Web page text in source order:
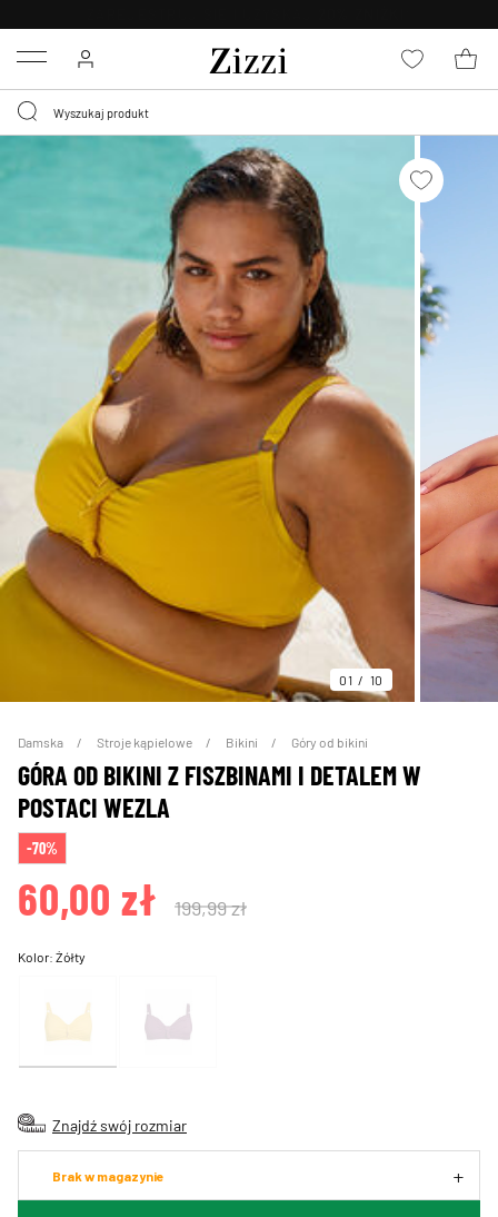
Menu
01 10
Damska Stroje kąpielowe Bikini Góry od bikini
GÓRA OD BIKINI Z FISZBINAMI I DETALEM W
POSTACI WEZLA
-70%
60,00 zł 199,99 zł
Kolor:Żółty
Znajdź swój rozmiar
Brak w magazynie